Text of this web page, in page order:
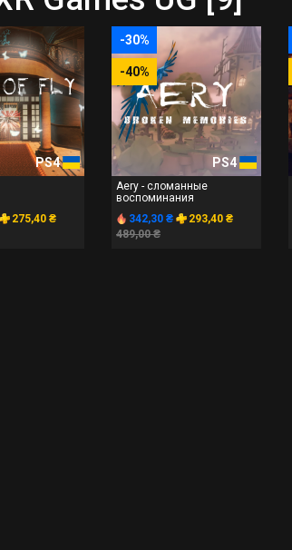
PS4
275,40 ₴
-30%
-40%
PS4
Aery - сломанные
воспоминания
342,30 ₴
293,40 ₴
489,00 ₴